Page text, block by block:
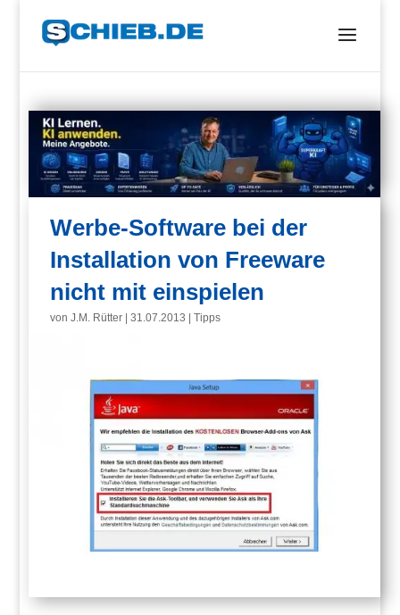
Werbe-Software bei der
Installation von Freeware
nicht mit einspielen
vonJ.M. Rütter |31.07.2013 |Tipps